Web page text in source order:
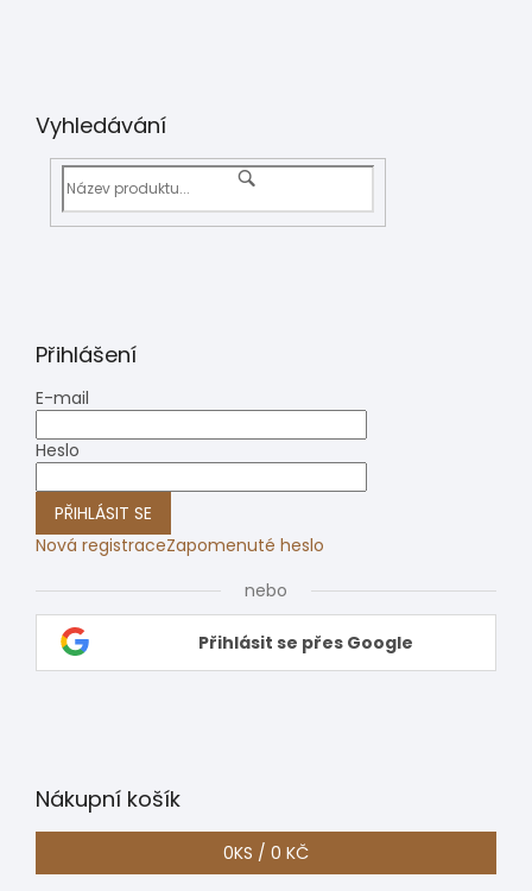
Vyhledávání
Přihlášení
E-mail
Heslo
PŘIHLÁSIT SE
Nová registraceZapomenuté heslo
nebo
Přihlásit se přes Google
Nákupní košík
0KS / 0 KČ